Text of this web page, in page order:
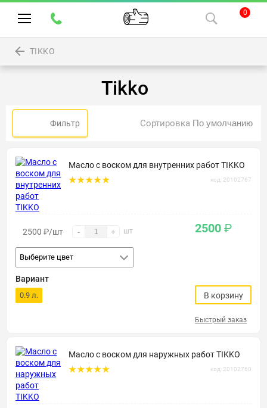
0
TIKKO
Tikko
Фильтр Сортировка
Масло с воском для внутренних работ TIKKO
код: 20102767
2500 ₽/шт - + шт
Выберите цвет
Вариант
0.9 л.
2500 ₽
В корзину
Быстрый заказ
Масло с воском для наружных работ TIKKO
код: 20102760